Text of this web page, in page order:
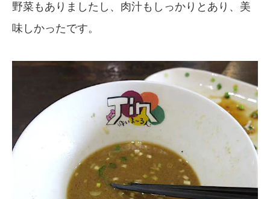
野菜もありましたし、肉汁もしっかりとあり、美
味しかったです。